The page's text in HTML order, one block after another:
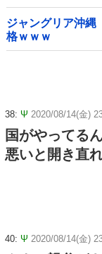
ジャングリア沖
格ｗｗｗ
38: Ψ 2020/08/14(金)
国がやってる
悪いと開き直
40: Ψ 2020/08/14(金)